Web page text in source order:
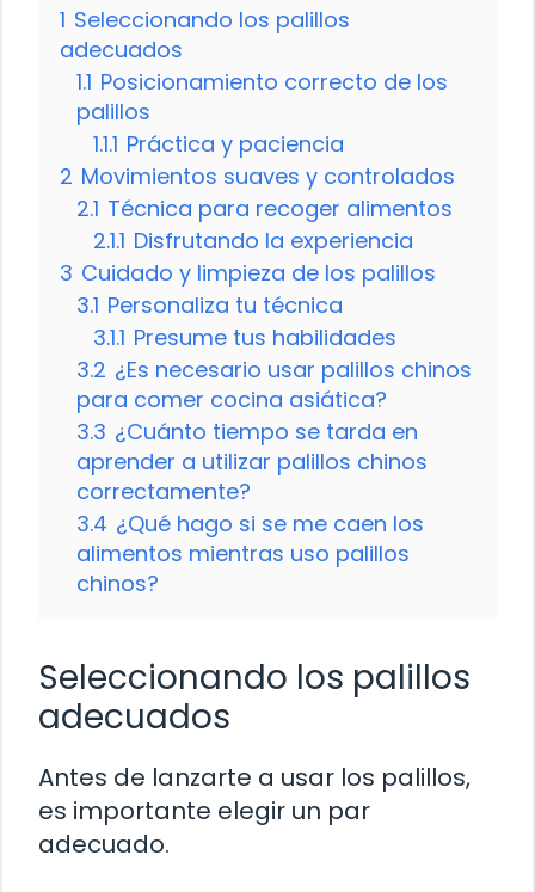
1 Seleccionando los palillos
adecuados
1.1 Posicionamiento correcto de los
palillos
1.1.1 Práctica y paciencia
2 Movimientos suaves y controlados
2.1 Técnica para recoger alimentos
2.1.1 Disfrutando la experiencia
3 Cuidado y limpieza de los palillos
3.1 Personaliza tu técnica
3.1.1 Presume tus habilidades
3.2 ¿Es necesario usar palillos chinos
para comer cocina asiática?
3.3 ¿Cuánto tiempo se tarda en
aprender a utilizar palillos chinos
correctamente?
3.4 ¿Qué hago si se me caen los
alimentos mientras uso palillos
chinos?
Seleccionando los palillos
adecuados
Antes de lanzarte a usar los palillos,
es importante elegir un par
adecuado.